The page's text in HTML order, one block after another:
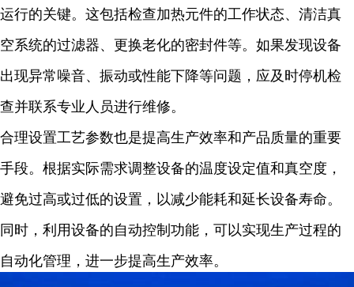
运行的关键。这包括检查加热元件的工作状态、清洁真
空系统的过滤器、更换老化的密封件等。如果发现设备
出现异常噪音、振动或性能下降等问题，应及时停机检
查并联系专业人员进行维修。
合理设置工艺参数也是提高生产效率和产品质量的重要
手段。根据实际需求调整设备的温度设定值和真空度，
避免过高或过低的设置，以减少能耗和延长设备寿命。
同时，利用设备的自动控制功能，可以实现生产过程的
自动化管理，进一步提高生产效率。